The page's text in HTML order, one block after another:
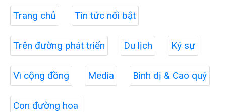
Trang chủ Tin tức nổi bật
Trên đường phát triển Du lịch Ký sự
Vì cộng đồng Media Bình dị & Cao quý
Con đường hoa